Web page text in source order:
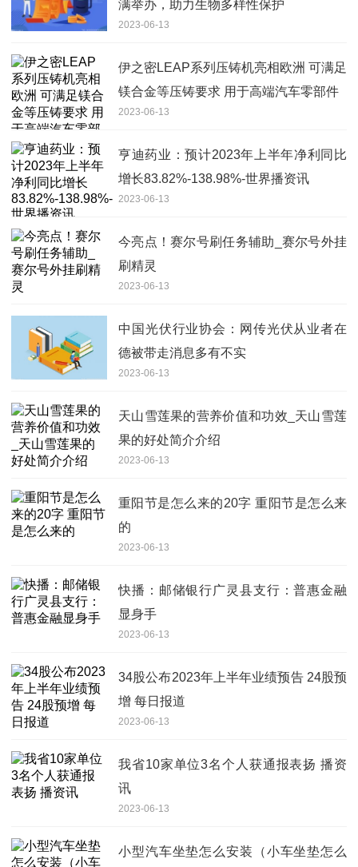
满举办，助力生物多样性保护
2023-06-13
伊之密LEAP系列压铸机亮相欧洲 可满足
镁合金等压铸要求 用于高端汽车零部件
2023-06-13
亨迪药业：预计2023年上半年净利同比
增长83.82%-138.98%-世界播资讯
2023-06-13
今亮点！赛尔号刷任务辅助_赛尔号外挂
刷精灵
2023-06-13
中国光伏行业协会：网传光伏从业者在
德被带走消息多有不实
2023-06-13
天山雪莲果的营养价值和功效_天山雪莲
果的好处简介介绍
2023-06-13
重阳节是怎么来的20字 重阳节是怎么来
的
2023-06-13
快播：邮储银行广灵县支行：普惠金融
显身手
2023-06-13
34股公布2023年上半年业绩预告 24股预
增 每日报道
2023-06-13
我省10家单位3名个人获通报表扬 播资
讯
2023-06-13
小型汽车坐垫怎么安装（小车坐垫怎么